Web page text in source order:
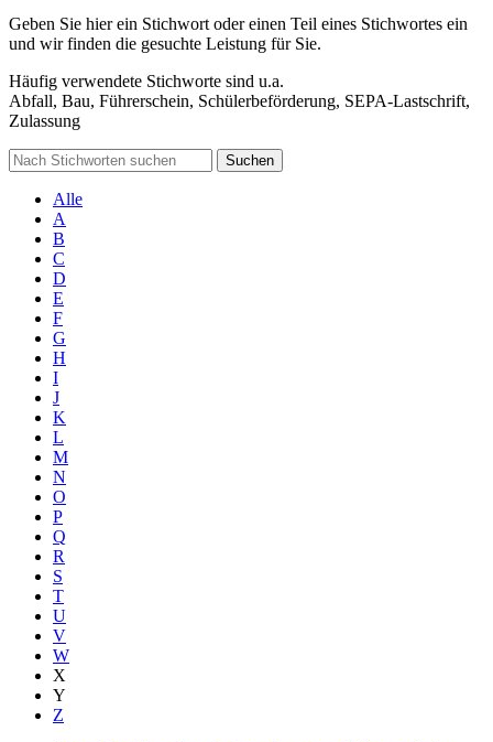
Geben Sie hier ein Stichwort oder einen Teil eines Stichwortes ein
und wir finden die gesuchte Leistung für Sie.
Häufig verwendete Stichworte sind u.a.
Abfall, Bau, Führerschein, Schülerbeförderung, SEPA-Lastschrift,
Zulassung
Suchen
Alle
A
B
C
D
E
F
G
H
I
J
K
L
M
N
O
P
Q
R
S
T
U
V
W
X
Y
Z